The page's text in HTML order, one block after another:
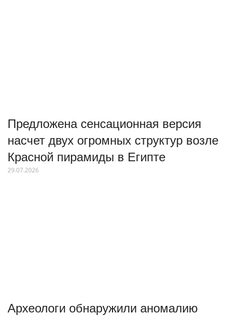
Предложена сенсационная версия
насчет двух огромных структур возле
Красной пирамиды в Египте
29.07.2026
Археологи обнаружили аномалию